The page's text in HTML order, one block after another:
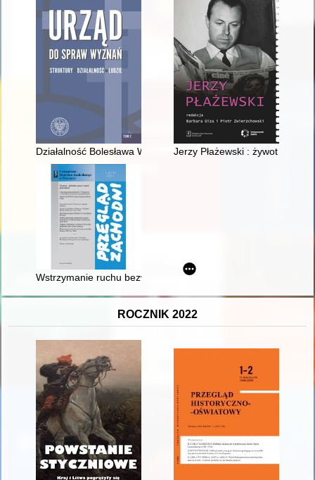
Działalność Bolesława Węclewskiego w latach 1950-1962
Jerzy Płażewski : żywot
Wstrzymanie ruchu bezwizowego pomiędzy Polską a NRD w
ROCZNIK 2022